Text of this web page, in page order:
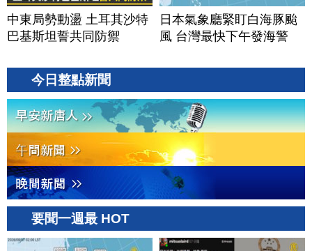
中東局勢動盪 土耳其沙特
巴基斯坦誓共同防禦
日本氣象廳緊盯白海豚颱
風 台灣最快下午發海警
今日整點新聞
要聞一週最 HOT